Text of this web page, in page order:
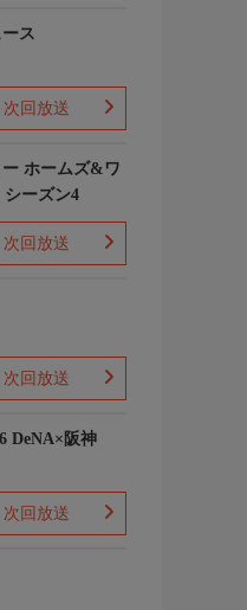
ース
次回放送
ー ホームズ&ワ
シーズン4
次回放送
次回放送
DeNA×阪神
次回放送